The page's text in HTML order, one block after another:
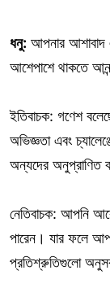
ধনু: আপনার আশাবাদ
আশেপাশে থাকতে
ইতিবাচক: গণেশ
অভিজ্ঞতা এবং
অন্যদের অনুপ্রাণিত
নেতিবাচক: আপনি
পারেন। যার ফলে
প্রতিশ্রুতিগুলো